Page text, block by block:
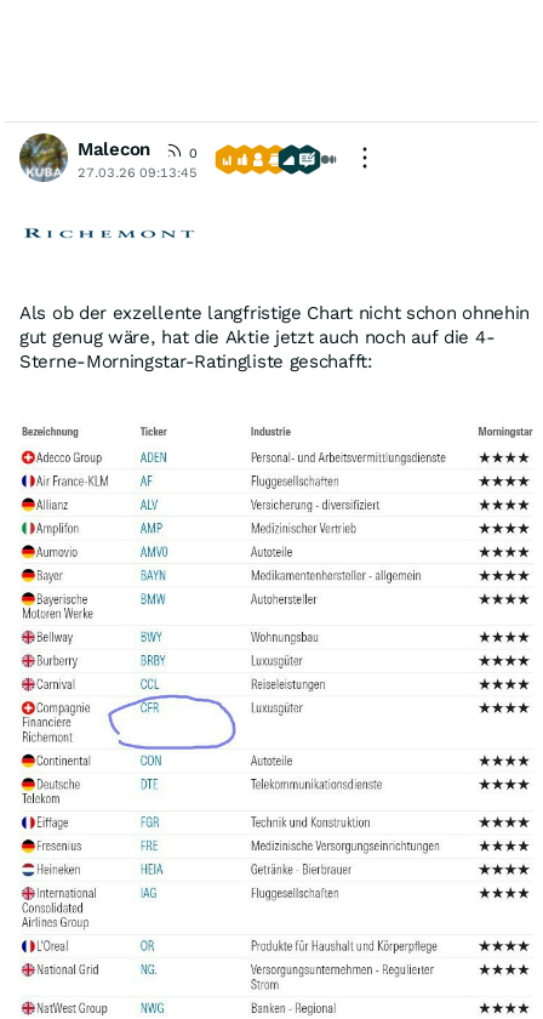
Malecon
0
27.03.26 09:13:45
Als ob der exzellente langfristige Chart nicht schon ohnehin
gut genug wäre, hat die Aktie jetzt auch noch auf die 4-
Sterne-Morningstar-Ratingliste geschafft: